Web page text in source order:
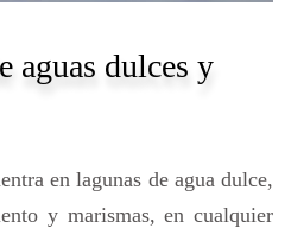
aguas dulces y
en lagunas de agua dulce,
y marismas, en cualquier